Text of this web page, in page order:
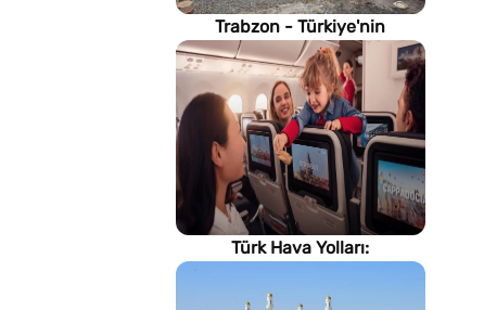
Trabzon - Türkiye'nin
Karadeniz kıyısındaki gururu
Türk Hava Yolları: